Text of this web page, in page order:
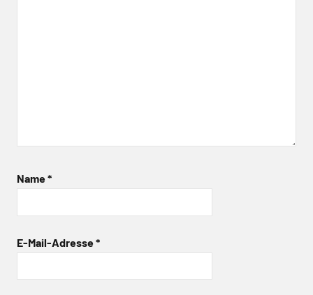
Name*
E-Mail-Adresse*